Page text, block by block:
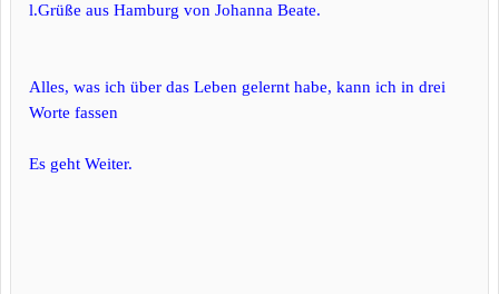
l.Grüße aus Hamburg von Johanna Beate.
Alles, was ich über das Leben gelernt habe, kann ich in drei
Worte fassen
Es geht Weiter.